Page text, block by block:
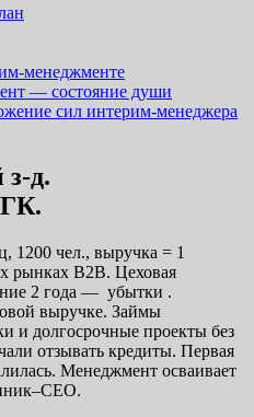
менеджменте
— состояние души
сил интерим-менеджера
д.
чел., выручка = 1
рынках В2В. Цеховая
2 года — убытки .
выручке. Займы
и долгосрочные проекты без
отзывать кредиты. Первая
Менеджмент осваивает